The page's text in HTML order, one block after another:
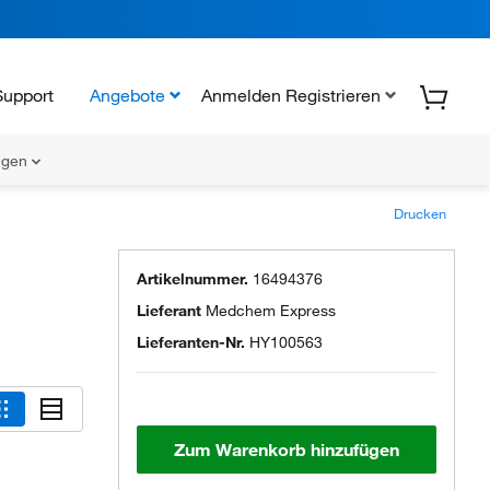
Angebote Anmelden Registrieren
Drucken
Artikelnummer. 16494376
Lieferant Medchem Express
Lieferanten-Nr. HY100563
Zum Warenkorb hinzufügen